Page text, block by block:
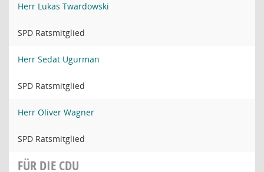
Herr Lukas Twardowski
SPD Ratsmitglied
Herr Sedat Ugurman
SPD Ratsmitglied
Herr Oliver Wagner
SPD Ratsmitglied
FÜR DIE CDU